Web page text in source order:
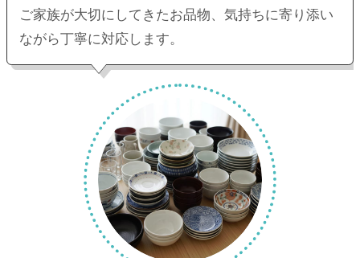
ご家族が大切にしてきたお品物、気持ちに寄り添い
ながら丁寧に対応します。